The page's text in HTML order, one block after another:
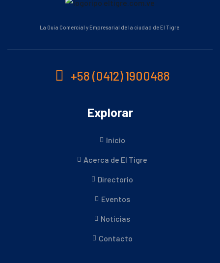
La Guía Comercial y Empresarial de la ciudad de El Tigre.
+58 (0412) 1900488
Explorar
Inicio
Acerca de El Tigre
Directorio
Eventos
Noticias
Contacto